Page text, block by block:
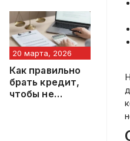
основные
принципы и
рекомендации
20 марта, 2026
Как правильно
брать кредит,
чтобы не